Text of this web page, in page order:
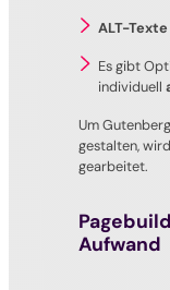
ALT-Texte
Es gibt
individuell
Um
gestalten,
gearbeitet.
Aufwand